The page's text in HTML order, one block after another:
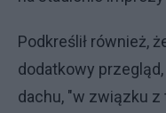
Podkreślił również,
dodatkowy
dachu, "w związku z